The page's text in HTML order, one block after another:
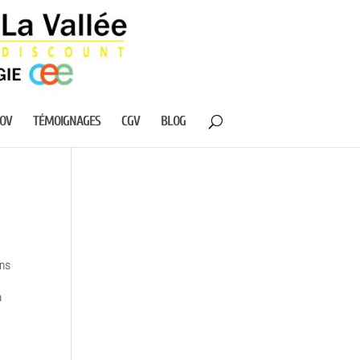
TÉMOIGNAGES CGV BLOG